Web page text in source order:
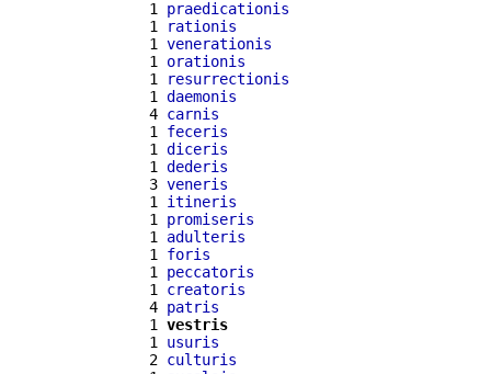
  1
praedicationis
  1
rationis
  1
venerationis
  1
orationis
  1
resurrectionis
  1
daemonis
  4
carnis
  1
feceris
  1
diceris
  1
dederis
  3
veneris
  1
itineris
  1
promiseris
  1
adulteris
  1
foris
  1
peccatoris
  1
creatoris
  4
patris
  1
vestris
  1
usuris
  2
culturis